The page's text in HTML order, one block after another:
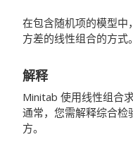
在包含随机项的模型中
方差的线性组合的方式。
解释
Minitab 使用线性组合
通常，您需解释综合检
方。